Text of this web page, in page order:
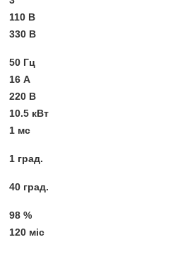
110 В
330 В
50 Гц
16 А
220 В
10.5 кВт
1 мс
1 град.
40 град.
98 %
120 міс